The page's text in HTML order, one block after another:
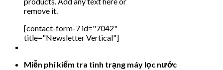
remove it.
[contact-form-7 id="7042"
title="Newsletter Vertical"]
Miễn phí kiểm tra tình trạng máy lọc nước